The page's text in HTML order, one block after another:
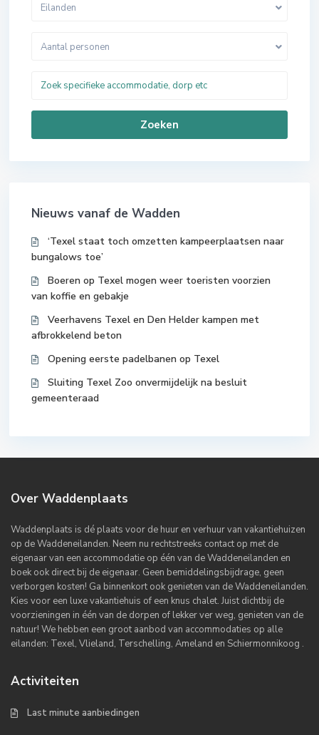
Eilanden
Aantal personen
Zoeken
Nieuws vanaf de Wadden
‘Texel staat toch omzetten kampeerplaatsen naar
bungalows toe’
Boeren op Texel mogen weer toeristen voorzien
van koffie en gebakje
Veerhavens Texel en Den Helder kampen met
afbrokkelend beton
Opening eerste padelbanen op Texel
Sluiting Texel Zoo onvermijdelijk na besluit
gemeenteraad
Over Waddenplaats
Waddenplaats is dé plaats voor de huur en verhuur van vakantiehuizen
op de Waddeneilanden. Neem nu rechtstreeks contact op met de
eigenaar van een accommodatie op één van de Waddeneilanden en
boek ook direct bij de eigenaar. Geen bemiddelingsbijdrage, geen
verborgen kosten! Ga binnenkort ook genieten van de Waddeneilanden.
Kies voor een luxe vakantiehuis of een knus chalet. Juist dichtbij de
voorzieningen in één van de dorpen of lekker ver weg, genieten van de
natuur! We hebben een groot aanbod van accommodaties op alle
eilanden: Texel, Vlieland, Terschelling, Ameland en Schiermonnikoog .
Activiteiten
Last minute aanbiedingen